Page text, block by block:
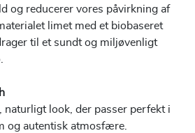
og reducerer vores påvirkning af
limet med et biobaseret
til et sundt og miljøvenligt
naturligt look, der passer perfekt i
og autentisk atmosfære.